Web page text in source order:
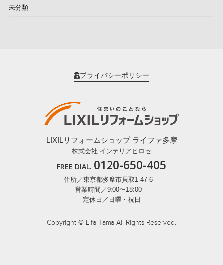
未分類
プライバシーポリシー
LIXILリフォームショップ ライファ多摩
株式会社 インテリアヒロセ
FREE DIAL. 0120-650-405
住所／東京都多摩市貝取1-47-6
営業時間／9:00〜18:00
定休日／日曜・祝日
Copyright © Lifa Tama All Rights Reserved.